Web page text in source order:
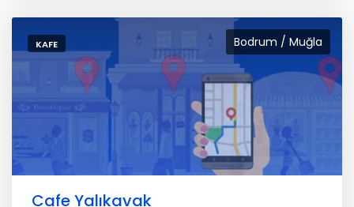
Bodrum / Muğla
KAFE
Cafe Yalıkavak